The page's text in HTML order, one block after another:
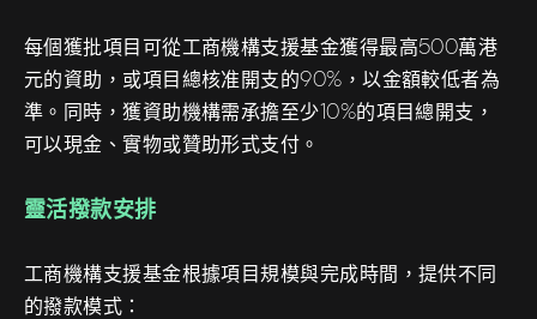
每個獲批項目可從工商機構支援基金獲得最高500萬港
元的資助，或項目總核准開支的90%，以金額較低者為
準。同時，獲資助機構需承擔至少10%的項目總開支，
可以現金、實物或贊助形式支付。
靈活撥款安排
工商機構支援基金根據項目規模與完成時間，提供不同
的撥款模式：